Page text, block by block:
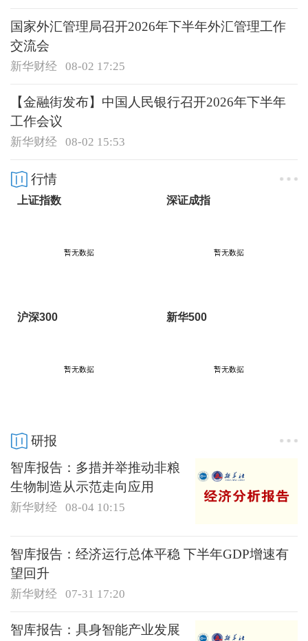
国家外汇管理局召开2026年下半年外汇管理工作
交流会
新华财经 08-02 17:25
【金融街发布】中国人民银行召开2026年下半年
工作会议
新华财经 08-02 15:53
行情
上证指数 深证成指
沪深300 新华500
研报
智库报告：多措并举推动非粮
生物制造从示范走向应用
新华财经 08-04 10:15
智库报告：经济运行总体平稳 下半年GDP增速有
望回升
新华财经 07-31 17:20
智库报告：具身智能产业发展